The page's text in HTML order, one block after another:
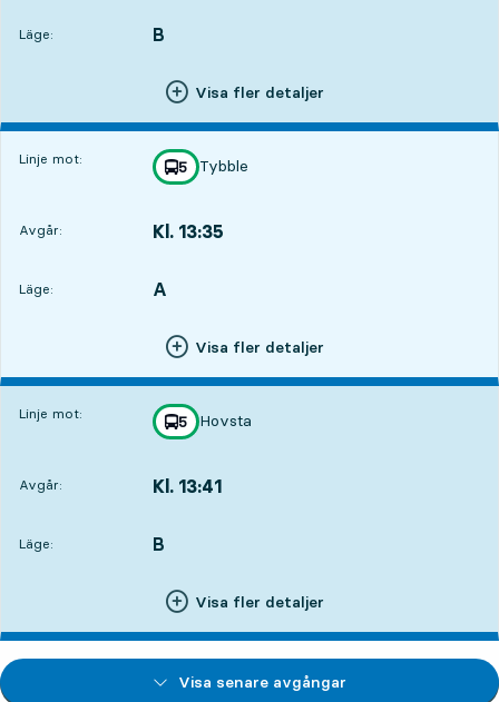
Läge:
LÄGE, B
,
Visa fler detaljer
Linje mot: linje
5
mot
Tybble
,
Avgår: Kl. 13:35
Läge:
LÄGE, A
,
Visa fler detaljer
Linje mot: linje
5
mot
Hovsta
,
Avgår: Kl. 13:41
Läge:
LÄGE, B
,
Visa fler detaljer
Visa senare avgångar